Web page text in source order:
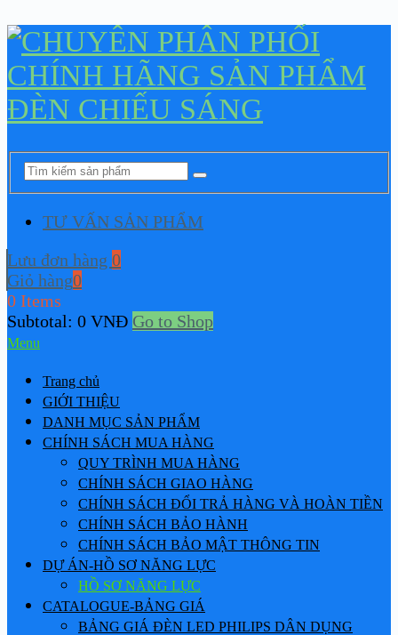
TƯ VẤN SẢN PHẨM
Lưu đơn hàng 0
Giỏ hàng0
0 Items
Subtotal: 0 VNĐ Go to Shop
Menu
Trang chủ
GIỚI THIỆU
DANH MỤC SẢN PHẨM
CHÍNH SÁCH MUA HÀNG
QUY TRÌNH MUA HÀNG
CHÍNH SÁCH GIAO HÀNG
CHÍNH SÁCH ĐỔI TRẢ HÀNG VÀ HOÀN TIỀN
CHÍNH SÁCH BẢO HÀNH
CHÍNH SÁCH BẢO MẬT THÔNG TIN
DỰ ÁN-HỒ SƠ NĂNG LỰC
HỒ SƠ NĂNG LỰC
CATALOGUE-BẢNG GIÁ
BẢNG GIÁ ĐÈN LED PHILIPS DÂN DỤNG